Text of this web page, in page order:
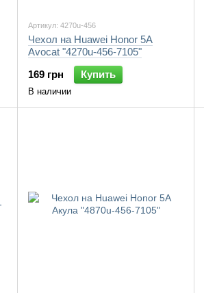
Артикул: 4270u-456
Чехол на Huawei Honor 5A
Avocat "4270u-456-7105"
169 грн
Купить
В наличии